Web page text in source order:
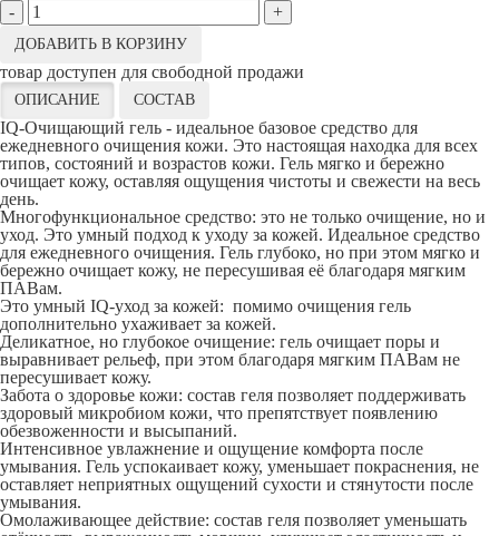
-
+
ДОБАВИТЬ В КОРЗИНУ
товар доступен для свободной продажи
ОПИСАНИЕ СОСТАВ
IQ-Очищающий гель - идеальное базовое средство для
ежедневного очищения кожи. Это настоящая находка для всех
типов, состояний и возрастов кожи. Гель мягко и бережно
очищает кожу, оставляя ощущения чистоты и свежести на весь
день.
Многофункциональное средство: это не только очищение, но и
уход. Это умный подход к уходу за кожей. Идеальное средство
для ежедневного очищения. Гель глубоко, но при этом мягко и
бережно очищает кожу, не пересушивая её благодаря мягким
ПАВам.
Это умный IQ-уход за кожей: помимо очищения гель
дополнительно ухаживает за кожей.
Деликатное, но глубокое очищение: гель очищает поры и
выравнивает рельеф, при этом благодаря мягким ПАВам не
пересушивает кожу.
Забота о здоровье кожи: состав геля позволяет поддерживать
здоровый микробиом кожи, что препятствует появлению
обезвоженности и высыпаний.
Интенсивное увлажнение и ощущение комфорта после
умывания. Гель успокаивает кожу, уменьшает покраснения, не
оставляет неприятных ощущений сухости и стянутости после
умывания.
Омолаживающее действие: состав геля позволяет уменьшать